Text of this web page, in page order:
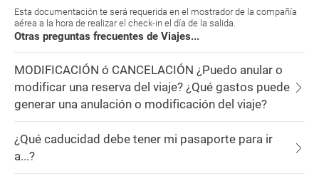
Esta documentación te será requerida en el mostrador de la compañía
aérea a la hora de realizar el check-in el día de la salida.
Otras preguntas frecuentes de Viajes...
MODIFICACIÓN ó CANCELACIÓN ¿Puedo anular o
modificar una reserva del viaje? ¿Qué gastos puede
generar una anulación o modificación del viaje?
¿Qué caducidad debe tener mi pasaporte para ir
a...?